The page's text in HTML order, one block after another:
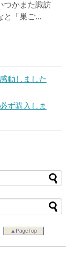
つかまた諏訪
と「巣ご...
動しました
ず購入しま
▲PageTop